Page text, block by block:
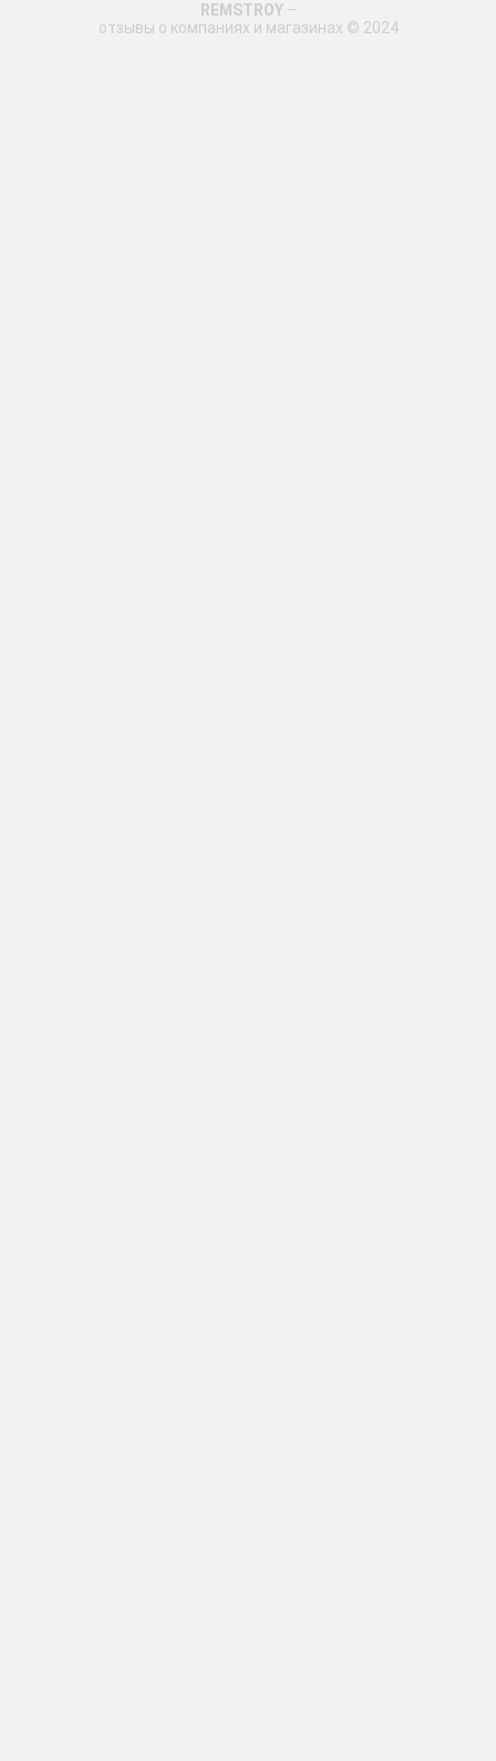
REMSTROY–
отзывы о компаниях и магазинах © 2024